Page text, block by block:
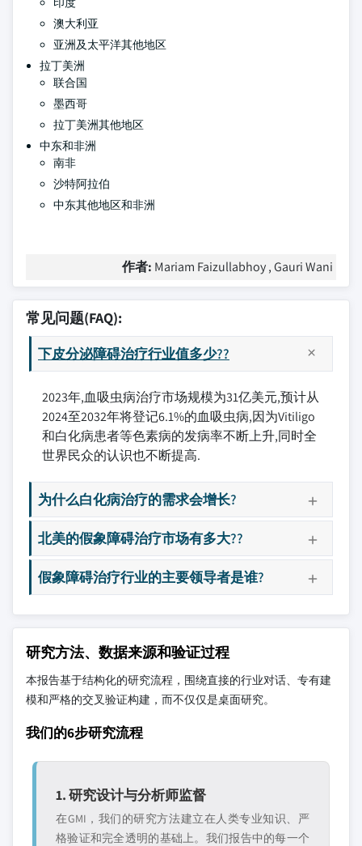
澳大利亚
亚洲及太平洋其他地区
拉丁美洲
联合国
墨西哥
拉丁美洲其他地区
中东和非洲
南非
沙特阿拉伯
中东其他地区和非洲
作者: Mariam Faizullabhoy , Gauri Wani
常见问题(FAQ):
下皮分泌障碍治疗行业值多少??
2023年,血吸虫病治疗市场规模为31亿美元,预计从
2024至2032年将登记6.1%的血吸虫病,因为Vitiligo
和白化病患者等色素病的发病率不断上升,同时全
世界民众的认识也不断提高.
为什么白化病治疗的需求会增长?
北美的假象障碍治疗市场有多大??
假象障碍治疗行业的主要领导者是谁?
研究方法、数据来源和验证过程
本报告基于结构化的研究流程，围绕直接的行业对话、专有建
模和严格的交叉验证构建，而不仅仅是桌面研究。
我们的6步研究流程
1. 研究设计与分析师监督
在GMI，我们的研究方法建立在人类专业知识、严
格验证和完全透明的基础上。我们报告中的每一个